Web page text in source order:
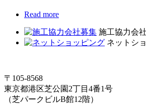
Read more
施工協力会
ネットシ
〒105-8568
東京都港区芝公園2丁目4番1号
（芝パークビルB館12階）